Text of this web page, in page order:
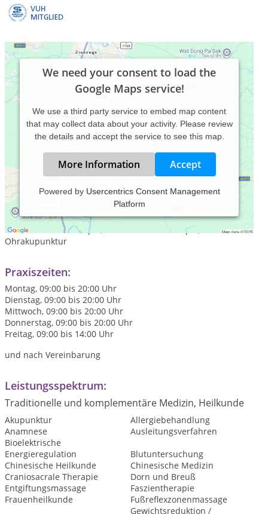
We need your consent to load the
Google Maps service!
We use a third party service to embed map content
that may collect data about your activity. Please review
the details and accept the service to see this map.
More Information Accept
Powered by Usercentrics Consent Management
Platform
Heilpraktikerin, Mainhausen/Seligenstadt, Dorntherapie,
chinesische Akupunktur, Bioresonanztherapie,
Fußreflexzonentherapie, Craniosacrale Therapie,
Ohrakupunktur
Praxiszeiten:
Montag, 09:00 bis 20:00 Uhr
Dienstag, 09:00 bis 20:00 Uhr
Mittwoch, 09:00 bis 20:00 Uhr
Donnerstag, 09:00 bis 20:00 Uhr
Freitag, 09:00 bis 14:00 Uhr
und nach Vereinbarung
Leistungsspektrum:
Traditionelle und komplementäre Medizin, Heilkunde
Akupunktur
Allergiebehandlung
Anamnese
Ausleitungsverfahren
Bioelektrische
Energieregulation
Blutuntersuchung
Chinesische Heilkunde
Chinesische Medizin
Craniosacrale Therapie
Dorn und Breuß
Entgiftungsmassage
Faszientherapie
Frauenheilkunde
Fußreflexzonenmassage
Gewichtsreduktion /